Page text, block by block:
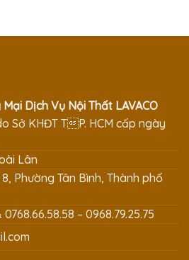
Dịch Vụ Nội Thất LAVACO
Sở KHĐT TP. HCM cấp ngày
Lân
Phường Tân Bình, Thành phố
– 0968.79.25.75